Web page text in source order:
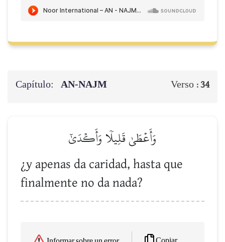
Capítulo: AN-NAJM Verso :34
وَأَعۡطَىٰ قَلِيلٗا وَأَكۡدَىٰٓ
¿y apenas da caridad, hasta que
finalmente no da nada?